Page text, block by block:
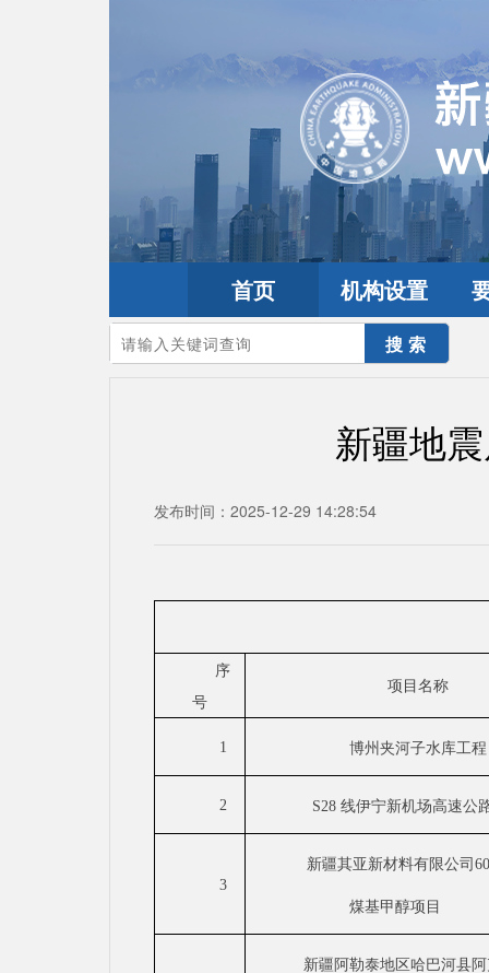
首页 机构设置
您的当前位置：首页>服务办事
新疆地
发布时间：2025-12-29 14:28:54
序
号
项目名称
1 博州夹河子水库工程
2 S28 线伊宁新机场高速公
3
新疆其亚新材料有限公司
煤基甲醇项目
新疆阿勒泰地区哈巴河县